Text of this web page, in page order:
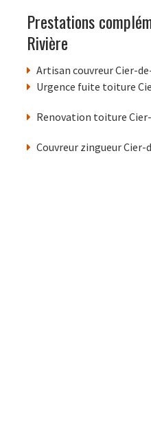
Prestations
Rivière
Artisan couvreur Cier-
Urgence fuite toiture
Renovation toiture
Couvreur zingueur Cier-